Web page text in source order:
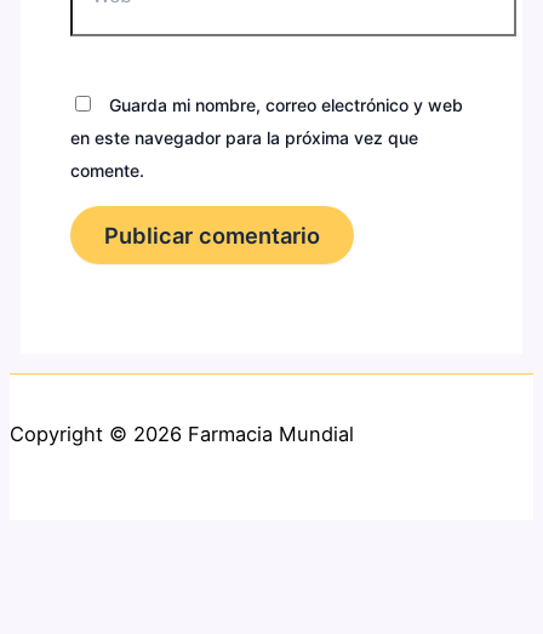
Guarda mi nombre, correo electrónico y web
en este navegador para la próxima vez que
comente.
Copyright © 2026 Farmacia Mundial